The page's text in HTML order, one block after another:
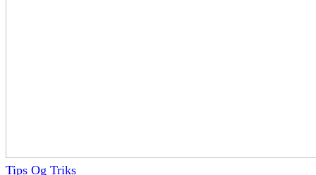
Tips Og Triks